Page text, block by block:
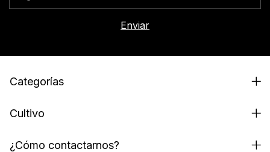
Categorías
Cultivo
¿Cómo contactarnos?